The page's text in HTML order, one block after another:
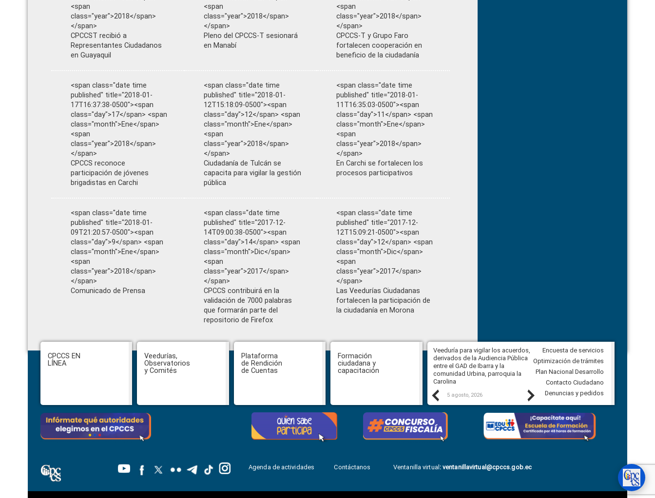
<span
class="year">2018</span>
</span>
CPCCST recibió a
Representantes Ciudadanos
en Guayaquil
<span
class="year">2018</span>
</span>
Pleno del CPCCS-T sesionará
en Manabí
<span
class="year">2018</span>
</span>
CPCCS-T y Grupo Faro
fortalecen cooperación en
beneficio de la ciudadanía
<span class="date time
published" title="2018-01-
17T16:37:38-0500"><span
class="day">17</span> <span
class="month">Ene</span>
<span
class="year">2018</span>
</span>
CPCCS reconoce
participación de jóvenes
brigadistas en Carchi
<span class="date time
published" title="2018-01-
12T15:18:09-0500"><span
class="day">12</span> <span
class="month">Ene</span>
<span
class="year">2018</span>
</span>
Ciudadanía de Tulcán se
capacita para vigilar la gestión
pública
<span class="date time
published" title="2018-01-
11T16:35:03-0500"><span
class="day">11</span> <span
class="month">Ene</span>
<span
class="year">2018</span>
</span>
En Carchi se fortalecen los
procesos participativos
<span class="date time
published" title="2018-01-
09T21:20:57-0500"><span
class="day">9</span> <span
class="month">Ene</span>
<span
class="year">2018</span>
</span>
Comunicado de Prensa
<span class="date time
published" title="2017-12-
14T09:00:38-0500"><span
class="day">14</span> <span
class="month">Dic</span>
<span
class="year">2017</span>
</span>
CPCCS contribuirá en la
validación de 7000 palabras
que formarán parte del
repositorio de Firefox
<span class="date time
published" title="2017-12-
12T15:09:21-0500"><span
class="day">12</span> <span
class="month">Dic</span>
<span
class="year">2017</span>
</span>
Las Veedurías Ciudadanas
fortalecen la participación de
la ciudadanía en Morona
Footer
CPCCS EN
LÍNEA
Veedurías,
Observatorios
y Comités
Plataforma
de Rendición
de Cuentas
Formación
ciudadana y
capacitación
Previous
Abiertas impugnaciones a los
delegados de la Función Judicial a
la Comisión Ciudadana de
Selección para la designación de
Veeduría para vigilar los acuerdos,
derivados de la Audiencia Pública
entre el GAD de Ibarra y la
comunidad Urbina, parroquia la
Carolina
5 agosto, 2026
CPCCS convoca a Veeduría
Ciudadana para vigilar el concurso
5 agosto, 2026
Next
Encuesta de servicios
Optimización de trámites
Plan Nacional Desarrollo
Contacto Ciudadano
Denuncias y pedidos
Agenda de actividades Contáctanos Ventanilla virtual :ventanillavirtual@cpccs.gob.ec